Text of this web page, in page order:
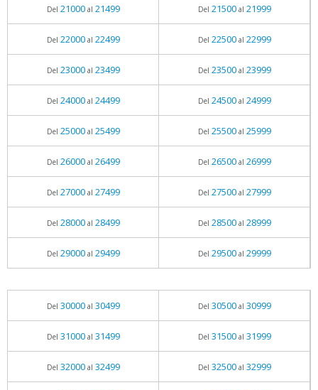
Del 21000al 21499 Del 21500al 21999
Del 22000al 22499 Del 22500al 22999
Del 23000al 23499 Del 23500al 23999
Del 24000al 24499 Del 24500al 24999
Del 25000al 25499 Del 25500al 25999
Del 26000al 26499 Del 26500al 26999
Del 27000al 27499 Del 27500al 27999
Del 28000al 28499 Del 28500al 28999
Del 29000al 29499 Del 29500al 29999
Del 30000al 30499 Del 30500al 30999
Del 31000al 31499 Del 31500al 31999
Del 32000al 32499 Del 32500al 32999